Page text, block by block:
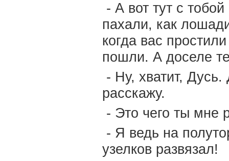
- А вот тут с
пахали, как
когда вас
пошли. А доселе
- Ну, хватит,
расскажу.
- Это чего ты мне
- Я ведь на
узелков развязал!